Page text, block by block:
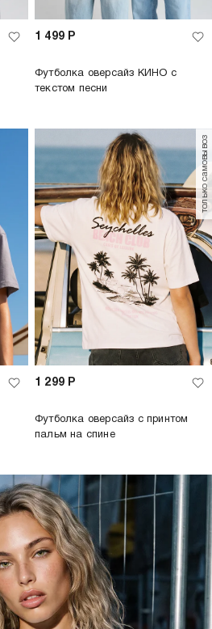
1 499 Р
Футболка оверсайз КИНО с
текстом песни
только самовывоз
1 299 Р
Футболка оверсайз с принтом
пальм на спине